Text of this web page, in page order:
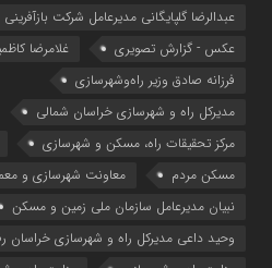
عبدالرضا گلپایگانی مدیرعامل شرکت
عکس - گزارش تصویری
غلامرضا
فرزانه صادق وزیر راه‌وشهرسازی
مدیرکل راه و شهرسازی خراسان شمالی
مرکز تحقیقات راه، مسکن و شهرسازی
مسکن مردم
معاونت شهرسازي و
نبیان مدیرعامل سازمان ملی زمین و مسکن
وحید داعی مدیرکل راه و شهرسازی خراسان